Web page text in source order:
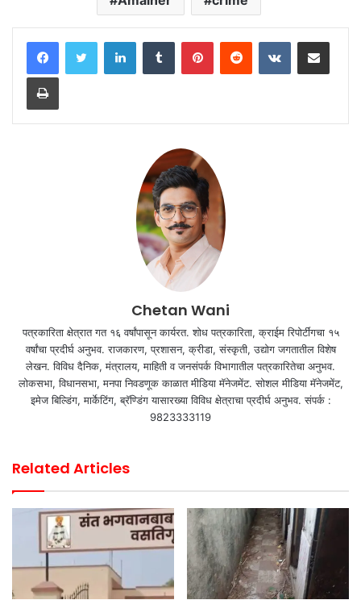
LinkedInTumblr PinterestReddit VKontakteShare via Email
Print
Chetan Wani
पत्रकारिता क्षेत्रात गत १६ वर्षांपासून कार्यरत. शोध पत्रकारिता, क्राईम रिपोर्टींगचा १५
वर्षांचा प्रदीर्घ अनुभव. राजकारण, प्रशासन, क्रीडा, संस्कृती, उद्योग जगतातील विशेष
लेखन. विविध दैनिक, मंत्रालय, माहिती व जनसंपर्क विभागातील पत्रकारितेचा अनुभव.
लोकसभा, विधानसभा, मनपा निवडणूक काळात मीडिया मॅनेजमेंट. सोशल मीडिया मॅनेजमेंट,
इमेज बिल्डिंग, मार्केटिंग, ब्रॅण्डिंग यासारख्या विविध क्षेत्राचा प्रदीर्घ अनुभव. संपर्क :
9823333119
Related Articles